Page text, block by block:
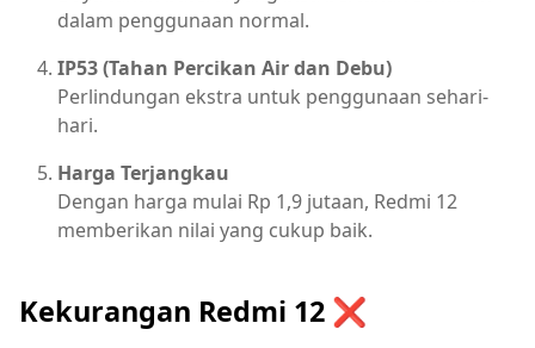
dalam penggunaan normal.
IP53 (Tahan Percikan Air dan Debu)
Perlindungan ekstra untuk penggunaan sehari-
hari.
Harga Terjangkau
Dengan harga mulai Rp 1,9 jutaan, Redmi 12
memberikan nilai yang cukup baik.
Kekurangan Redmi 12 ❌